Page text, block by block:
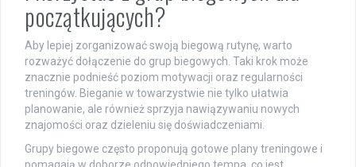
początkujących?
Aby lepiej zorganizować swoją biegową rutynę, warto
rozważyć dołączenie do grup biegowych. Taki krok może
znacznie podnieść poziom motywacji oraz regularności
treningów. Bieganie w towarzystwie nie tylko ułatwia
planowanie, ale również sprzyja nawiązywaniu nowych
znajomości oraz dzieleniu się doświadczeniami.
Grupy biegowe często proponują gotowe plany treningowe i
pomagają w doborze odpowiedniego tempa, co jest